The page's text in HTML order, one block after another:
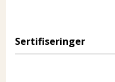
Sertifiseringer